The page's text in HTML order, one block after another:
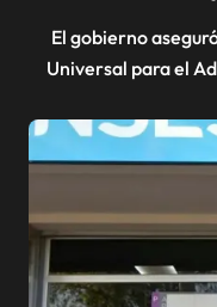
El gobierno aseguró que beneficiarios de la Pensión
Universal para el